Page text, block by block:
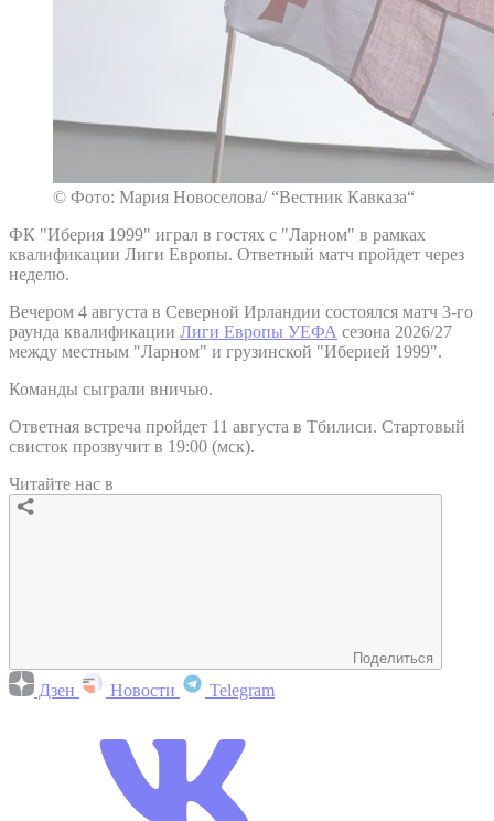
© Фото: Мария Новоселова/ “Вестник Кавказа“
ФК "Иберия 1999" играл в гостях с "Ларном" в рамках
квалификации Лиги Европы. Ответный матч пройдет через
неделю.
Вечером 4 августа в Северной Ирландии состоялся матч 3-го
раунда квалификации Лиги Европы УЕФА сезона 2026/27
между местным "Ларном" и грузинской "Иберией 1999".
Команды сыграли вничью.
Ответная встреча пройдет 11 августа в Тбилиси. Стартовый
свисток прозвучит в 19:00 (мск).
Читайте нас в
Поделиться
Дзен Новости Telegram